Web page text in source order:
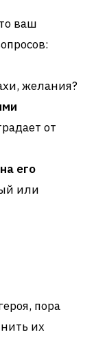
ваш
желания?
от
его
или
пора
их